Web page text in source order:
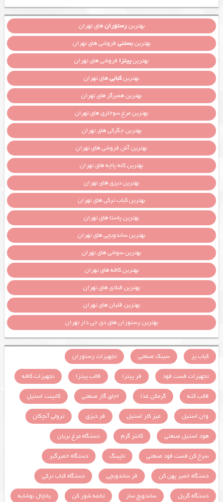
بهترینرستورانهای تهران
بهترینبستنی فروشی های تهران
بهترینپیتزا فروشی های تهران
بهترینکبابیهای تهران
بهترین همبرگر های تهران
بهترین مرغ سوخاری های تهران
بهترین جگرکی های تهران
بهترین آش فروشی های تهران
بهترین کله پاچه های تهران
بهترین دیزی های تهران
بهترین کباب ترکی های تهران
بهترین پاستا های تهران
بهترین ساندویچی های تهران
بهترین سوشی های تهران
بهترین کافه های تهران
بهترین قنادی های تهران
بهترین قلیان های تهران
بهترین رستوران های دی جی دار تهران
کباب پز سینک صنعتی
تجهیزات رستوران
تجهیزات فست فود
فر پیتزا قالب پیتزا
تجهیزات کافه
قالب کته
گرمکن غذا اجاق گاز صنعتی
کابینت استیل
وان استیل
میز کار استیل فر دیزی
ترولی آبچکان
هود استیل صنعتی
کانتر گرم
دستگاه مرغ بریان
سرخ کن فست فود صنعتی
تاپینگ
دستگاه خمیرگیر
دستگاه خمیر پهن کن
فر ساندویچی
دستگاه کباب ترکی
دستگاه گریل
ساندویچ ساز تخمه شور کن
یخچال نوشابه